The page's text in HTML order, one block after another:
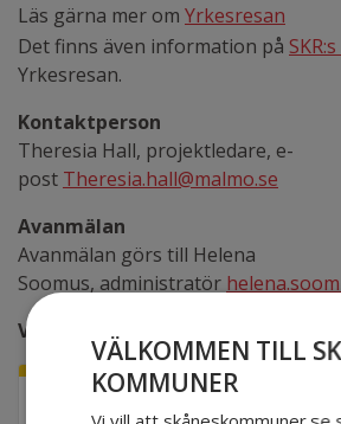
Läs gärna mer om Yrkesresan
Det finns även information på
Yrkesresan.
Kontaktperson
Theresia Hall, projektledare, e-
post Theresia.hall@malmo.se
Avanmälan
Avanmälan görs till Helena
Soomus, administratör
Välkomna!
VÄLKOMMEN TILL
KOMMUNER